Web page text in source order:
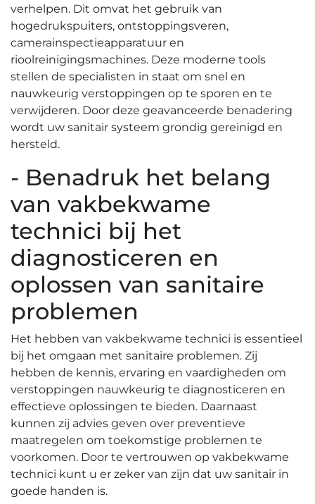
verhelpen. Dit omvat het gebruik van
hogedrukspuiters, ontstoppingsveren,
camerainspectieapparatuur en
rioolreinigingsmachines.​ Deze moderne tools
stellen de specialisten in staat om snel en
nauwkeurig verstoppingen op te sporen en te
verwijderen. Door deze geavanceerde benadering
wordt uw sanitair systeem grondig gereinigd en
hersteld.​
- Benadruk het belang
van vakbekwame
technici bij het
diagnosticeren en
oplossen van sanitaire
problemen
Het hebben van vakbekwame technici is essentieel
bij het omgaan met sanitaire problemen. Zij
hebben de kennis, ervaring en vaardigheden om
verstoppingen nauwkeurig te diagnosticeren en
effectieve oplossingen te bieden.​ Daarnaast
kunnen zij advies geven over preventieve
maatregelen om toekomstige problemen te
voorkomen.​ Door te vertrouwen op vakbekwame
technici kunt u er zeker van zijn dat uw sanitair in
goede handen is.​